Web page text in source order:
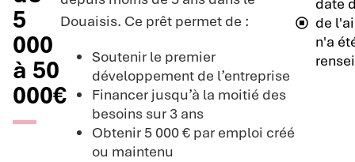
5
000
à 50
000€
Douaisis. Ce prêt permet de :
Soutenir le premier
développement de l’entreprise
Financer jusqu’à la moitié des
besoins sur 3 ans
Obtenir 5 000 € par emploi créé
ou maintenu
de
n'a